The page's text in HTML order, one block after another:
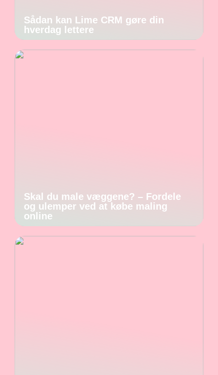
Sådan kan Lime CRM gøre din
hverdag lettere
Skal du male væggene? – Fordele
og ulemper ved at købe maling
online